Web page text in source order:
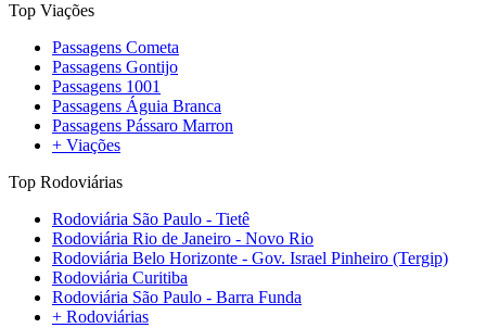
Top Viações
Passagens Cometa
Passagens Gontijo
Passagens 1001
Passagens Águia Branca
Passagens Pássaro Marron
+ Viações
Top Rodoviárias
Rodoviária São Paulo - Tietê
Rodoviária Rio de Janeiro - Novo Rio
Rodoviária Belo Horizonte - Gov. Israel Pinheiro (Tergip)
Rodoviária Curitiba
Rodoviária São Paulo - Barra Funda
+ Rodoviárias